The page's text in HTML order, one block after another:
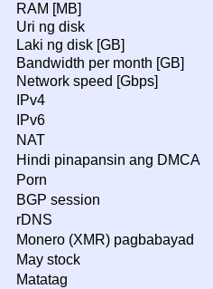
RAM [MB]
Uri ng disk
Laki ng disk [GB]
Bandwidth per month [GB]
Network speed [Gbps]
IPv4
IPv6
NAT
Hindi pinapansin ang DMCA
Porn
BGP session
rDNS
Monero (XMR) pagbabayad
May stock
Matatag